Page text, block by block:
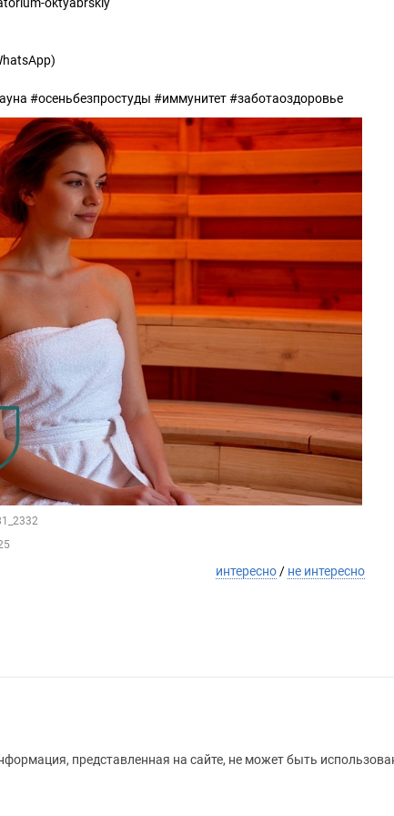
#осеньбезпростуды #иммунитет #заботаоздоровье
интересно / не интересно
представленная на сайте, не может быть